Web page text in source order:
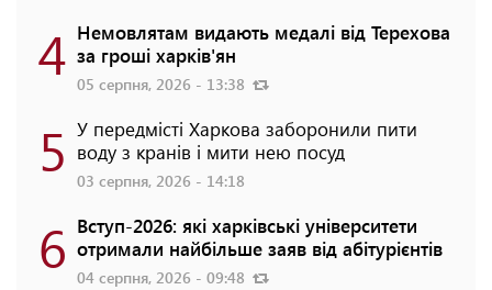
4 Немовлятам видають медалі від Терехова
за гроші харків'ян
05 серпня, 2026 - 13:38
5 У передмісті Харкова заборонили пити
воду з кранів і мити нею посуд
03 серпня, 2026 - 14:18
6 Вступ-2026: які харківські університети
отримали найбільше заяв від абітурієнтів
04 серпня, 2026 - 09:48